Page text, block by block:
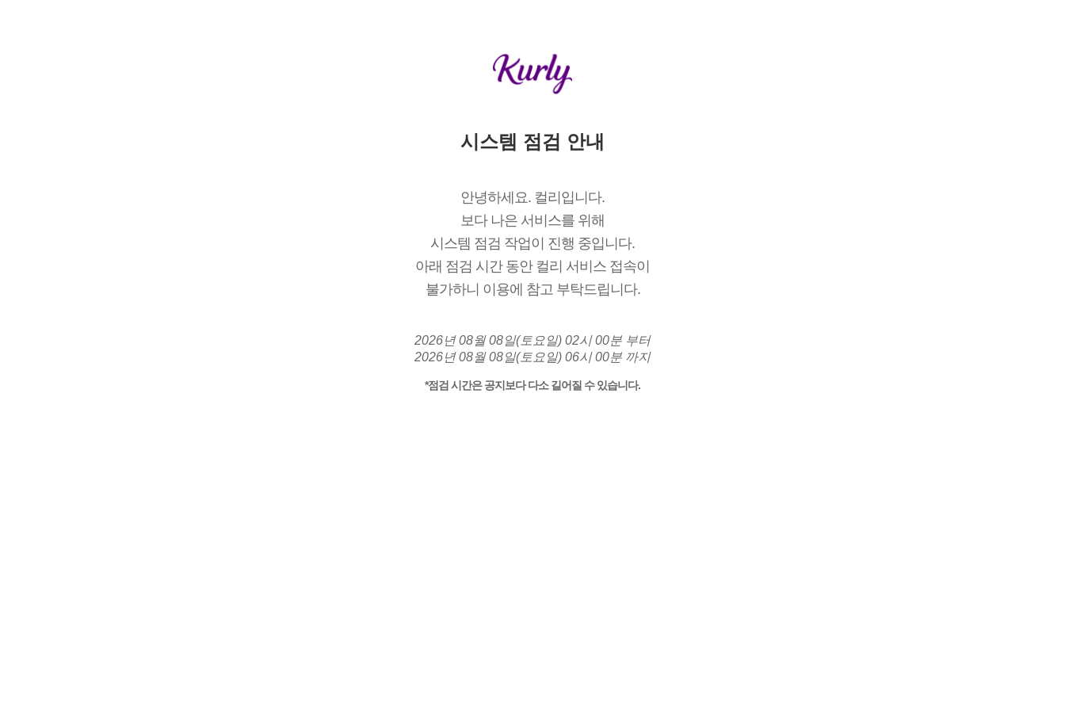
시스템 점검 안내
안녕하세요. 컬리입니다.
보다 나은 서비스를 위해
시스템 점검 작업이 진행 중입니다.
아래 점검 시간 동안 컬리 서비스 접속이
불가하니 이용에 참고 부탁드립니다.
2026년 08월 08일(토요일) 02시 00분 부터
2026년 08월 08일(토요일) 06시 00분 까지
*점검 시간은 공지보다 다소 길어질 수 있습니다.